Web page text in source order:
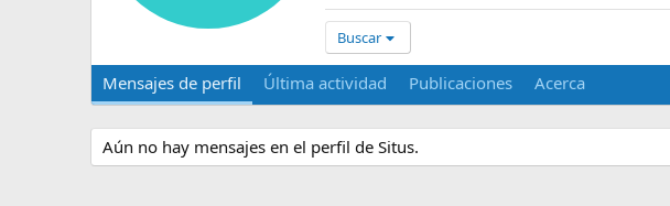
Buscar
Mensajes de perfil Última actividad Publicaciones Acerca
Aún no hay mensajes en el perfil de Situs.